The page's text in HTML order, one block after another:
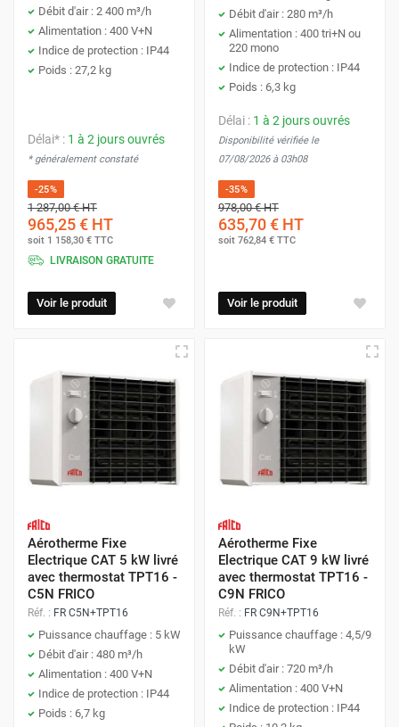
Débit d'air : 2 400 m³/h
Alimentation : 400 V+N
Indice de protection : IP44
Poids : 27,2 kg
Délai* : 1 à 2 jours ouvrés
* généralement constaté
-25%
1 287,00 €HT
965,25 € HT
soit 1 158,30 € TTC
LIVRAISON GRATUITE
Voir le produit
Débit d'air : 280 m³/h
Alimentation : 400 tri+N ou
220 mono
Indice de protection : IP44
Poids : 6,3 kg
Délai : 1 à 2 jours ouvrés
Disponibilité vérifiée le
07/08/2026 à 03h08
-35%
978,00 €HT
635,70 € HT
soit 762,84 € TTC
Voir le produit
Aérotherme Fixe
Electrique CAT 5 kW livré
avec thermostat TPT16 -
C5N FRICO
Réf. : FR C5N+TPT16
Puissance chauffage : 5 kW
Débit d'air : 480 m³/h
Alimentation : 400 V+N
Indice de protection : IP44
Poids : 6,7 kg
Aérotherme Fixe
Electrique CAT 9 kW livré
avec thermostat TPT16 -
C9N FRICO
Réf. : FR C9N+TPT16
Puissance chauffage : 4,5/9
kW
Débit d'air : 720 m³/h
Alimentation : 400 V+N
Indice de protection : IP44